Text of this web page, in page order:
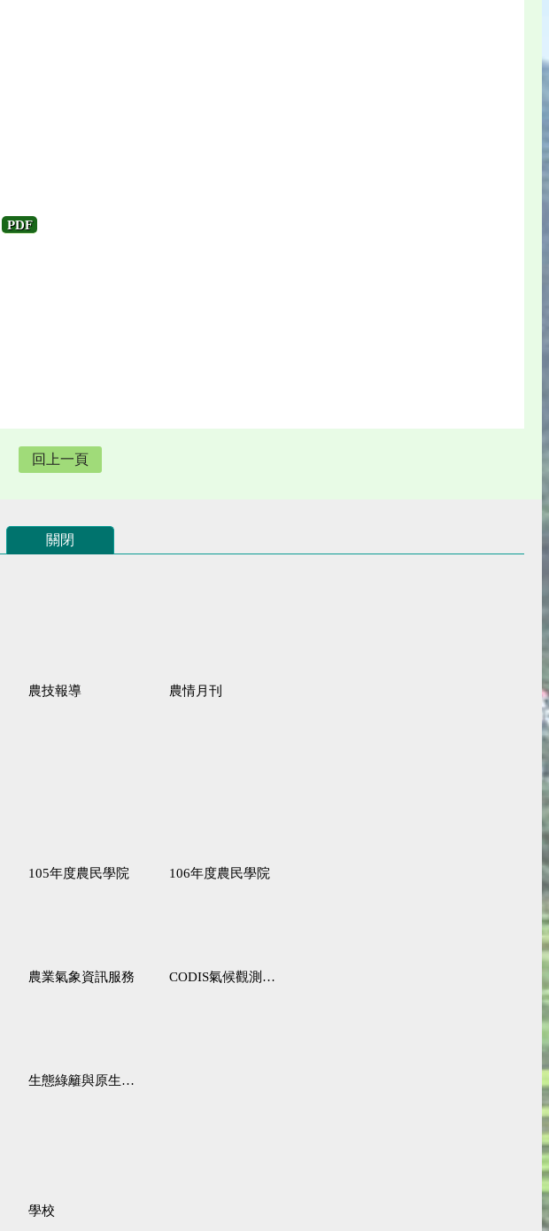
PDF
回上一頁
關閉
農技報導 農情月刊
105年度農民學院 106年度農民學院
農業氣象資訊服務 CODIS氣候觀測資料查詢服務
生態綠籬與原生野花植生毯
學校